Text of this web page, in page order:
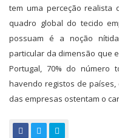
tem uma perceção realista
quadro global do tecido
possuam é a noção
particular da dimensão que
Portugal, 70% do número
havendo registos de países,
das empresas ostentam o